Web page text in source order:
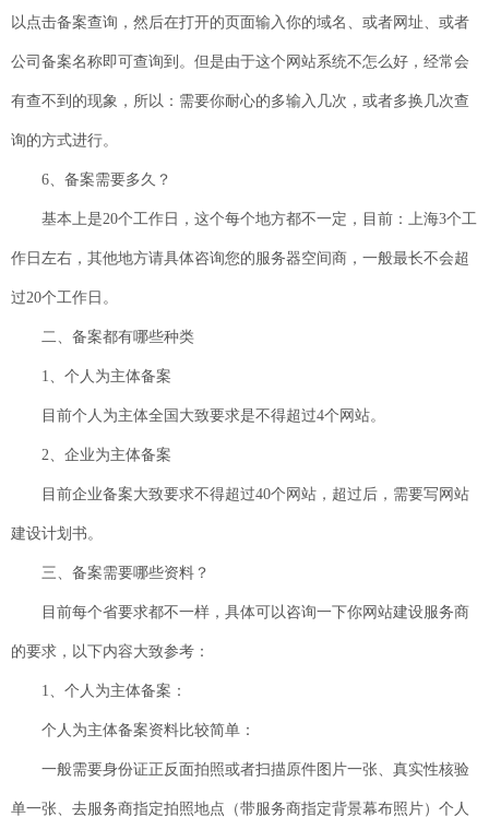
以点击备案查询，然后在打开的页面输入你的域名、或者网址、或者
公司备案名称即可查询到。但是由于这个网站系统不怎么好，经常会
有查不到的现象，所以：需要你耐心的多输入几次，或者多换几次查
询的方式进行。
6、备案需要多久？
基本上是20个工作日，这个每个地方都不一定，目前：上海3个工
作日左右，其他地方请具体咨询您的服务器空间商，一般最长不会超
过20个工作日。
二、备案都有哪些种类
1、个人为主体备案
目前个人为主体全国大致要求是不得超过4个网站。
2、企业为主体备案
目前企业备案大致要求不得超过40个网站，超过后，需要写网站
建设计划书。
三、备案需要哪些资料？
目前每个省要求都不一样，具体可以咨询一下你网站建设服务商
的要求，以下内容大致参考：
1、个人为主体备案：
个人为主体备案资料比较简单：
一般需要身份证正反面拍照或者扫描原件图片一张、真实性核验
单一张、去服务商指定拍照地点（带服务商指定背景幕布照片）个人